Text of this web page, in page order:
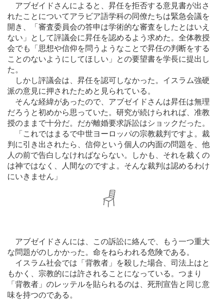
アブゼイドさんによると、昇任を拒否する意見書が出さ
れたことについてアラビア語学科の同僚たちは緊急会議を
開き、「審査委員会の答申は学術的な審査をしたとはいえ
ない」として評議会に昇任を認めるよう求めた。全体教授
会でも「思想や信仰を問うようなことで昇任の判断をする
ことのないようにしてほしい」との要望書を学長に提出し
た。
しかし評議会は、昇任を認可しなかった。イスラム強硬
派の意見に押されたためと見られている。
そんな経緯があったので、アブゼイドさんは昇任は無理
だろうと初めから思っていた。研究が続けられれば、准教
授のままで十分だ。だが離婚要求訴訟はショックだった。
「これではまるで中世ヨーロッパの宗教裁判ですよ。裁
判に引き出されたら、信仰という個人の内面の問題を、他
人の前で告白しなければならない。しかも、それを裁くの
は神ではなく、人間なのですよ。そんな裁判は認めるわけ
にいきません」
アブゼイドさんには、この訴訟に絡んで、もう一つ重大
な問題がのしかかった。命をねらわれる危険である。
イスラム社会では「背教者」を殺した場合、司法上はと
もかく、宗教的には許されることになっている。つまり
「背教者」のレッテルを貼られるのは、死刑宣告と同じ意
味を持つのである。